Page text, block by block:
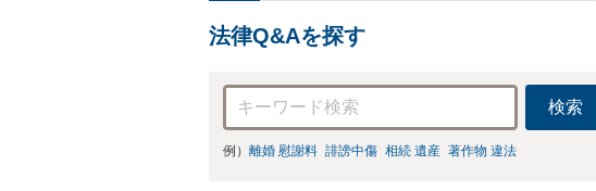
法律Q&Aを探す
検索
例） 離婚 慰謝料 誹謗中傷 相続 遺産 著作物 違法